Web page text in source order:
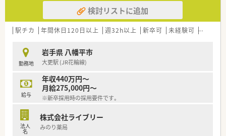
検討リストに追加
駅チカ 年間休日120日以上 週32h以上 新卒可 未経験可 ブラン
勤務地
岩手県 八幡平市
大更駅 (JR花輪線)
給与
年収440万円～
月給275,000円～
※新卒採用時の採用要件です。
法人
名
株式会社ライブリー
みのり薬局